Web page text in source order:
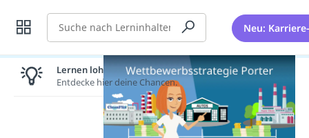
Suche Neu:
Lernen lohnt sich!
Entdecke hier deine Chancen.